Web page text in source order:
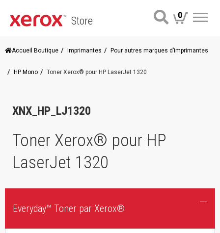
Store 0
Accueil Boutique Imprimantes Pour autres marques d’imprimantes
HP Mono Toner Xerox® pour HP LaserJet 1320
XNX_HP_LJ1320
Toner Xerox® pour HP
LaserJet 1320
Everyday™ Toner par Xerox®